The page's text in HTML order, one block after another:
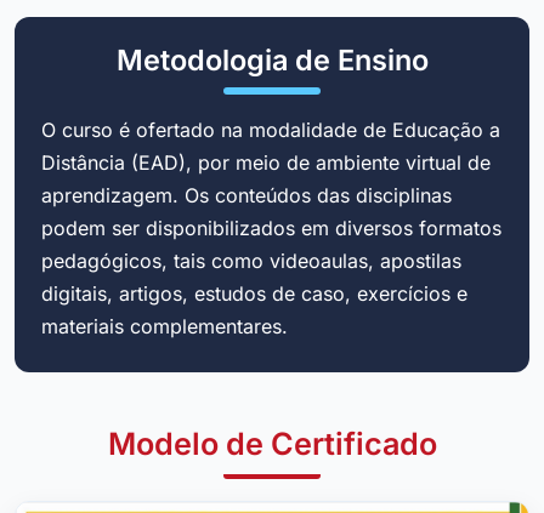
Metodologia de Ensino
O curso é ofertado na modalidade de Educação a
Distância (EAD), por meio de ambiente virtual de
aprendizagem. Os conteúdos das disciplinas
podem ser disponibilizados em diversos formatos
pedagógicos, tais como videoaulas, apostilas
digitais, artigos, estudos de caso, exercícios e
materiais complementares.
Modelo de Certificado